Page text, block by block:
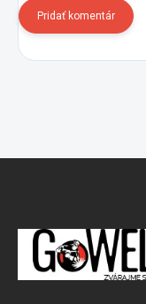
Pridať komentár